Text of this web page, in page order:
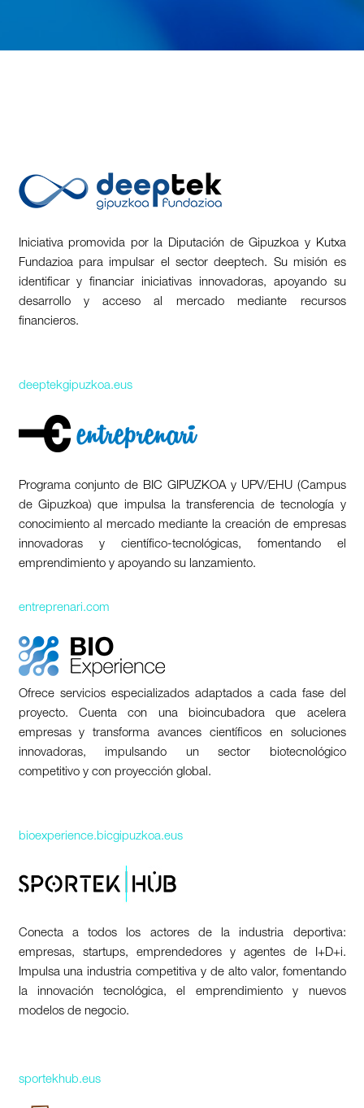
Iniciativa promovida por la Diputación de Gipuzkoa y Kutxa
Fundazioa para impulsar el sector deeptech. Su misión es
identificar y financiar iniciativas innovadoras, apoyando su
desarrollo y acceso al mercado mediante recursos
financieros.
deeptekgipuzkoa.eus
Programa conjunto de BIC GIPUZKOA y UPV/EHU (Campus
de Gipuzkoa) que impulsa la transferencia de tecnología y
conocimiento al mercado mediante la creación de empresas
innovadoras y científico-tecnológicas, fomentando el
emprendimiento y apoyando su lanzamiento.
entreprenari.com
Ofrece servicios especializados adaptados a cada fase del
proyecto. Cuenta con una bioincubadora que acelera
empresas y transforma avances científicos en soluciones
innovadoras, impulsando un sector biotecnológico
competitivo y con proyección global.
bioexperience.bicgipuzkoa.eus
Conecta a todos los actores de la industria deportiva:
empresas, startups, emprendedores y agentes de I+D+i.
Impulsa una industria competitiva y de alto valor, fomentando
la innovación tecnológica, el emprendimiento y nuevos
modelos de negocio.
sportekhub.eus